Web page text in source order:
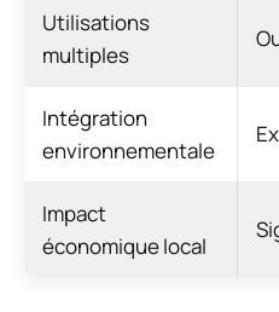
Utilisations
multiples
Intégration
environnementale
Impact
économique local